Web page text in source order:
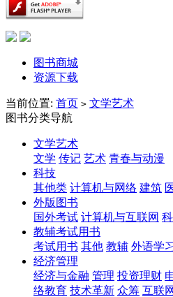
图书商城
资源下载
当前位置: 首页 > 文学艺术
图书分类导航
文学艺术
文学 传记 艺术 青春与动漫
科技
其他类 计算机与网络 建筑
外版图书
国外考试 计算机与互联网
教辅考试用书
考试用书 其他 教辅 外语学
经济管理
经济与金融 管理 投资理财
络教育 技术革新 众筹 互联